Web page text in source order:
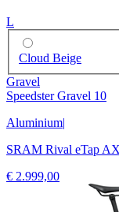
L
Cloud Beige
Gravel
Speedster Gravel 10
Aluminium|
SRAM Rival eTap
€ 2.999,00